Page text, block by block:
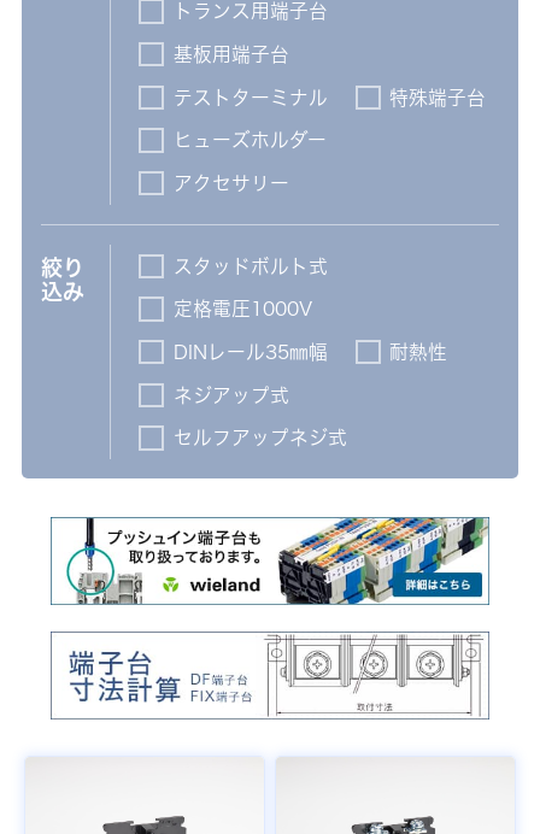
トランス用端子台
基板用端子台
テストターミナル 特殊端子台
ヒューズホルダー
アクセサリー
絞り
込み
スタッドボルト式
定格電圧1000V
DINレール35㎜幅 耐熱性
ネジアップ式
セルフアップネジ式